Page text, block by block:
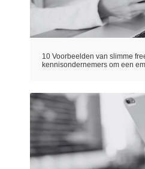
10 Voorbeelden van slimme
kennisondernemers om een